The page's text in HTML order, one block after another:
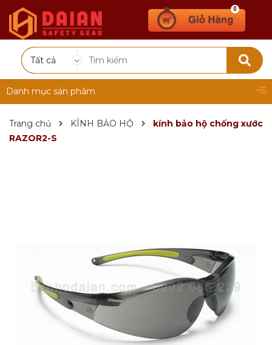
Tất cả
0
Danh mục sản phẩm
Trang chủ KÍNH BẢO HỘ
kính bảo hộ chống xước
RAZOR2-S